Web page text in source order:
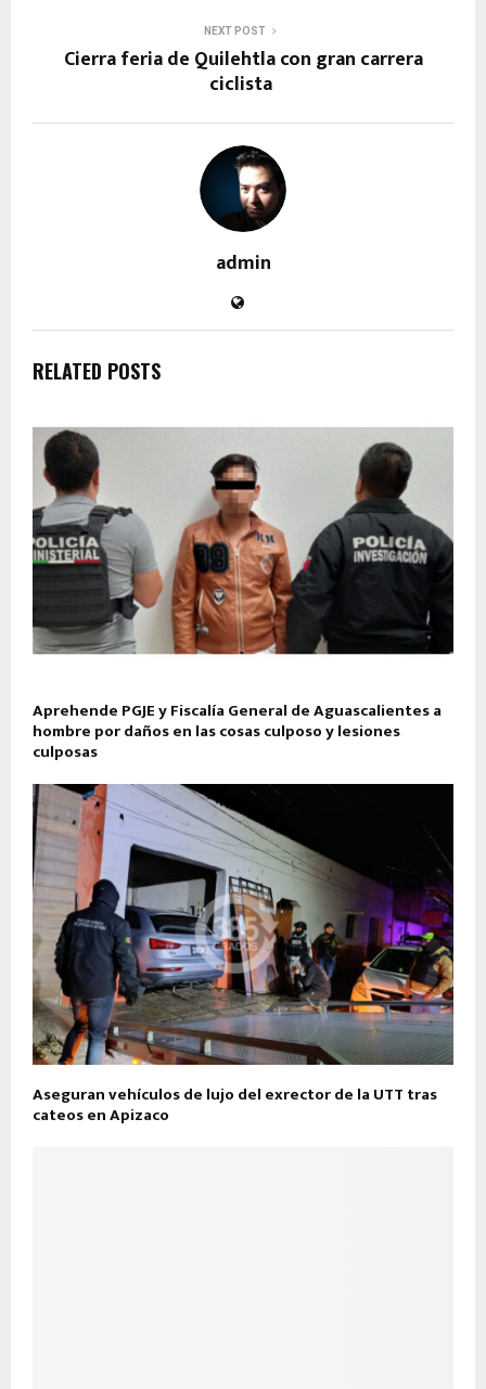
NEXT POST
Cierra feria de Quilehtla con gran carrera
ciclista
admin
RELATED POSTS
Aprehende PGJE y Fiscalía General de Aguascalientes a
hombre por daños en las cosas culposo y lesiones
culposas
Aseguran vehículos de lujo del exrector de la UTT tras
cateos en Apizaco